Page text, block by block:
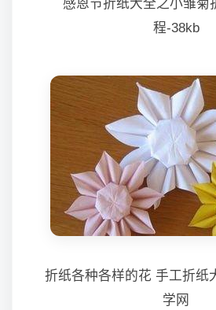
感恩节折纸大全之小雏菊
程-38kb
折纸各种各样的花 手工折纸
学网